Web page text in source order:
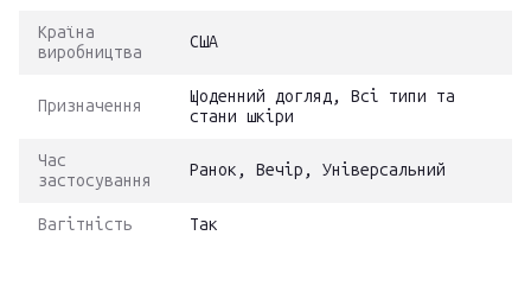
Країна
виробництва
США
Призначення
Щоденний догляд, Всі типи та
стани шкіри
Час
застосування
Ранок, Вечір, Універсальний
Вагітність Так